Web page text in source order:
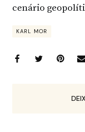
cenário
KARL MOR